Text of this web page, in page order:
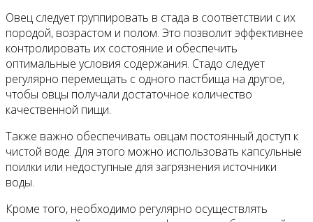
Овец следует группировать в стада в соответствии с их
породой, возрастом и полом. Это позволит эффективнее
контролировать их состояние и обеспечить
оптимальные условия содержания. Стадо следует
регулярно перемещать с одного пастбища на другое,
чтобы овцы получали достаточное количество
качественной пищи.
Также важно обеспечивать овцам постоянный доступ к
чистой воде. Для этого можно использовать капсульные
поилки или недоступные для загрязнения источники
воды.
Кроме того, необходимо регулярно осуществлять